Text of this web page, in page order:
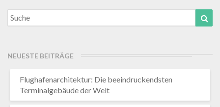
Search
for:
NEUESTE BEITRÄGE
Flughafenarchitektur: Die beeindruckendsten
Terminalgebäude der Welt